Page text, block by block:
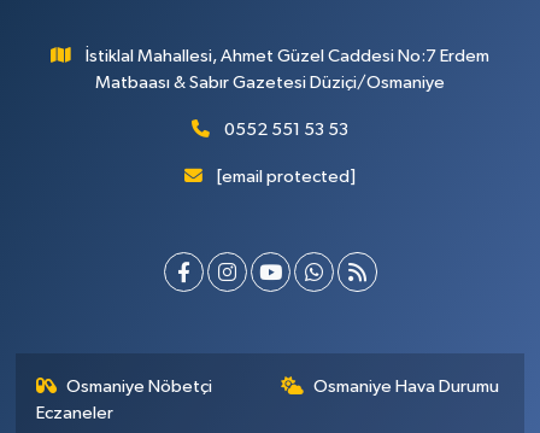
İstiklal Mahallesi, Ahmet Güzel Caddesi No:7 Erdem
Matbaası & Sabır Gazetesi Düziçi/Osmaniye
0552 551 53 53
[email protected]
Osmaniye Nöbetçi
Eczaneler
Osmaniye Hava Durumu